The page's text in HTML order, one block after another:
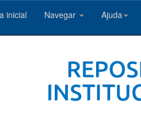
inicial Navegar Ajuda